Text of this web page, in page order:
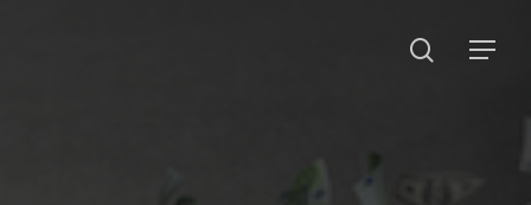
search
Menu